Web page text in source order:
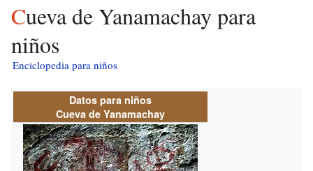
Cueva de Yanamachay para
niños
Enciclopedia para niños
Datos para niños
Cueva de Yanamachay